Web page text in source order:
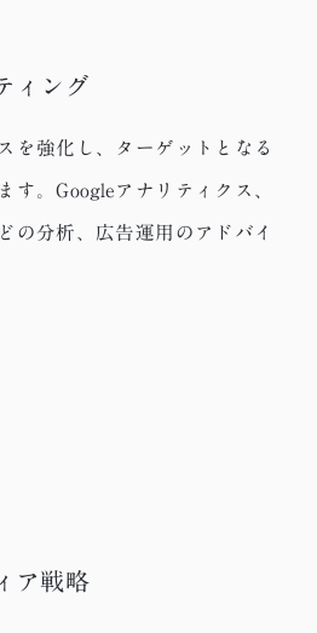
ィング
を強化し、ターゲットとなる
す。Googleアナリティクス、
の分析、広告運用のアドバイ
ア戦略